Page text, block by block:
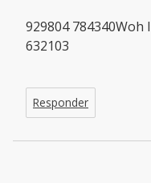
929804 784340Woh
632103
Responder